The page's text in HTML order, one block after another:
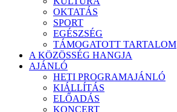
OKTATÁS
SPORT
EGÉSZSÉG
TÁMOGATOTT TARTALOM
A KÖZÖSSÉG HANGJA
AJÁNLÓ
HETI PROGRAMAJÁNLÓ
KIÁLLÍTÁS
ELŐADÁS
KONCERT